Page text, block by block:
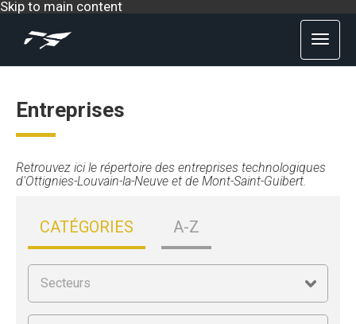
Skip to main content
Entreprises
Retrouvez ici le répertoire des entreprises technologiques
d'Ottignies-Louvain-la-Neuve et de Mont-Saint-Guibert.
CATÉGORIES A-Z